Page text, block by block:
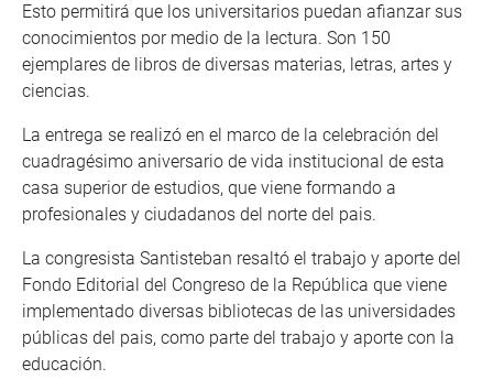
Esto permitirá que los universitarios puedan afianzar sus
conocimientos por medio de la lectura. Son 150
ejemplares de libros de diversas materias, letras, artes y
ciencias.
La entrega se realizó en el marco de la celebración del
cuadragésimo aniversario de vida institucional de esta
casa superior de estudios, que viene formando a
profesionales y ciudadanos del norte del pais.
La congresista Santisteban resaltó el trabajo y aporte del
Fondo Editorial del Congreso de la República que viene
implementado diversas bibliotecas de las universidades
públicas del pais, como parte del trabajo y aporte con la
educación.